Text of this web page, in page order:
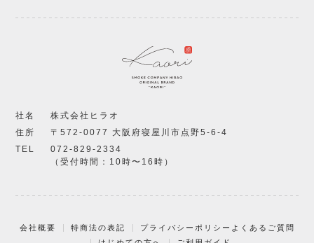
社名
株式会社ヒラオ
住所
〒572-0077 大阪府寝屋川市点野5-6-4
TEL
072-829-2334
（受付時間：10時〜16時）
会社概要 特商法の表記 プライバシーポリシー よくあるご質問